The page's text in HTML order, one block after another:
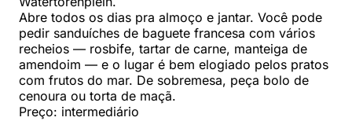
Abre todos os dias pra almoço e jantar. Você pode
pedir sanduíches de baguete francesa com vários
recheios — rosbife, tartar de carne, manteiga de
amendoim — e o lugar é bem elogiado pelos pratos
com frutos do mar. De sobremesa, peça bolo de
cenoura ou torta de maçã.
Preço: intermediário